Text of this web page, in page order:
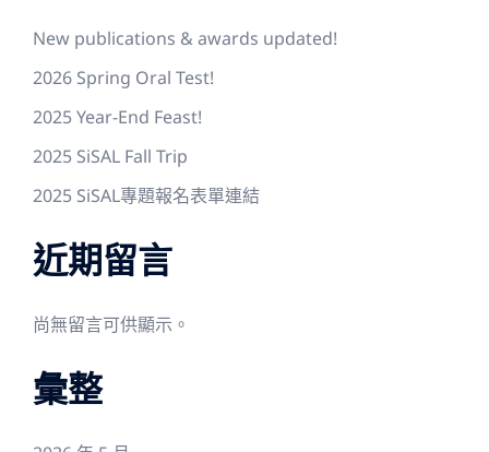
New publications & awards updated!
2026 Spring Oral Test!
2025 Year-End Feast!
2025 SiSAL Fall Trip
2025 SiSAL專題報名表單連結
近期留言
尚無留言可供顯示。
彙整